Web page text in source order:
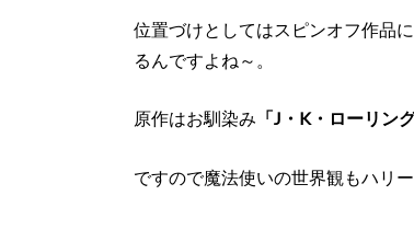
位置づけとしてはスピンオフ作品
るんですよね～。
原作はお馴染み 「J・K・ローリング
ですので魔法使いの世界観もハリー